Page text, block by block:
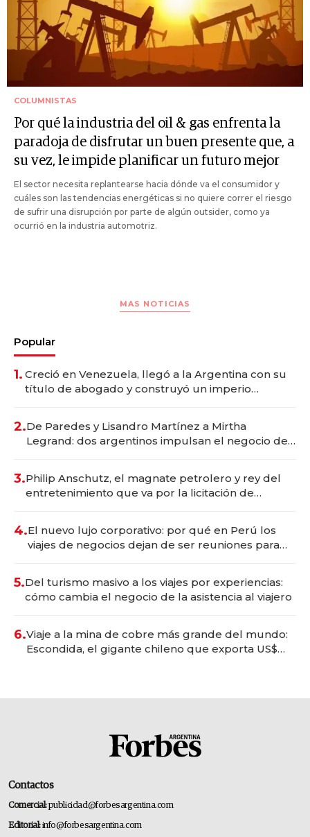
COLUMNISTAS
Por qué la industria del oil & gas enfrenta la
paradoja de disfrutar un buen presente que, a
su vez, le impide planificar un futuro mejor
El sector necesita replantearse hacia dónde va el consumidor y
cuáles son las tendencias energéticas si no quiere correr el riesgo
de sufrir una disrupción por parte de algún outsider, como ya
ocurrió en la industria automotriz.
MAS NOTICIAS
Popular
1. Creció en Venezuela, llegó a la Argentina con su
título de abogado y construyó un imperio
2.De Paredes y Lisandro Martínez a Mirtha
Legrand: dos argentinos impulsan el negocio del
3.Philip Anschutz, el magnate petrolero y rey del
entretenimiento que va por la licitación de
4.El nuevo lujo corporativo: por qué en Perú los
viajes de negocios dejan de ser reuniones para
5.Del turismo masivo a los viajes por experiencias:
cómo cambia el negocio de la asistencia al viajero
6.Viaje a la mina de cobre más grande del mundo:
Escondida, el gigante chileno que exporta US$
Contactos
Comercial:publicidad@forbesargentina.com
Editorial:info@forbesargentina.com